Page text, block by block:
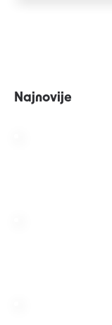
Najnovije